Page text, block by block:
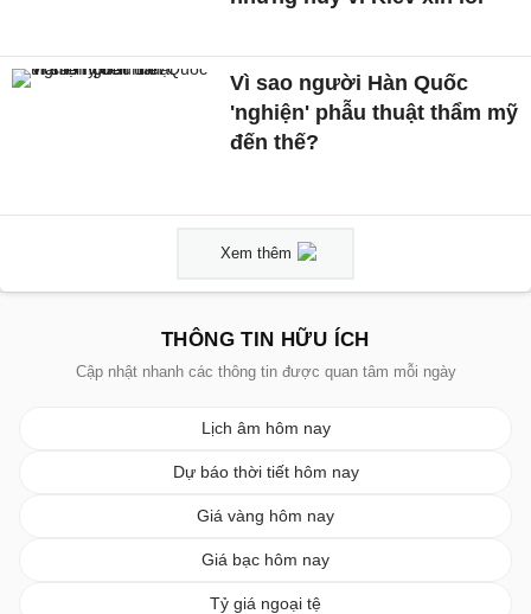
Vì sao người Hàn Quốc
'nghiện' phẫu thuật thẩm mỹ
đến thế?
Xem thêm
THÔNG TIN HỮU ÍCH
Cập nhật nhanh các thông tin được quan tâm mỗi ngày
Lịch âm hôm nay
Dự báo thời tiết hôm nay
Giá vàng hôm nay
Giá bạc hôm nay
Tỷ giá ngoại tệ